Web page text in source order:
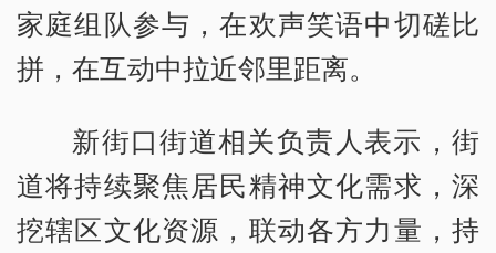
家庭组队参与，在欢声笑语中切磋比
拼，在互动中拉近邻里距离。
新街口街道相关负责人表示，街
道将持续聚焦居民精神文化需求，深
挖辖区文化资源，联动各方力量，持